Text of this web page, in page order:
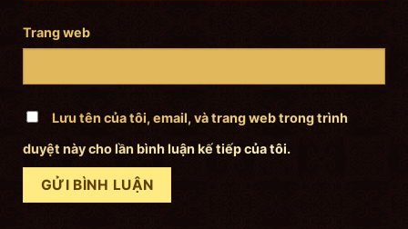
Trang web
Lưu tên của tôi, email, và trang web trong trình
duyệt này cho lần bình luận kế tiếp của tôi.